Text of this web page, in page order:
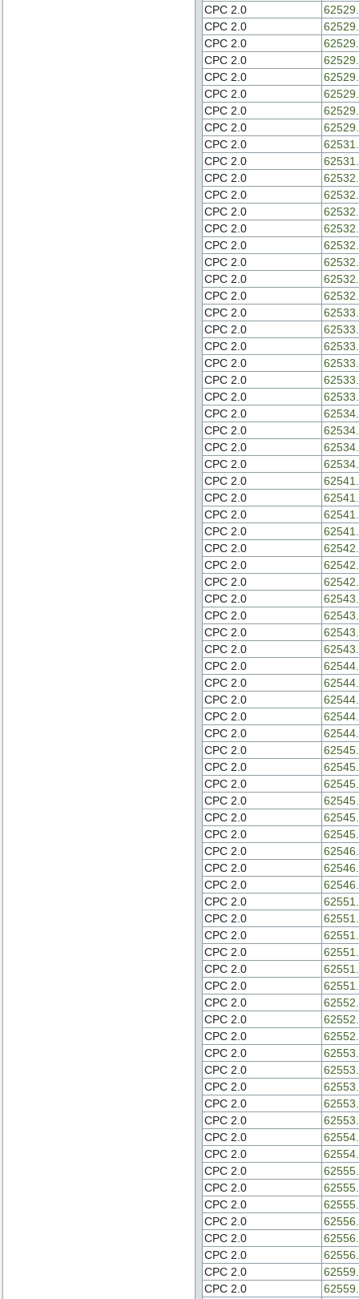
CPC 2.0
CPC 2.0
CPC 2.0
CPC 2.0
CPC 2.0
CPC 2.0
CPC 2.0
CPC 2.0
CPC 2.0
CPC 2.0
CPC 2.0
CPC 2.0
CPC 2.0
CPC 2.0
CPC 2.0
CPC 2.0
CPC 2.0
CPC 2.0
CPC 2.0
CPC 2.0
CPC 2.0
CPC 2.0
CPC 2.0
CPC 2.0
CPC 2.0
CPC 2.0
CPC 2.0
CPC 2.0
CPC 2.0
CPC 2.0
CPC 2.0
CPC 2.0
CPC 2.0
CPC 2.0
CPC 2.0
CPC 2.0
CPC 2.0
CPC 2.0
CPC 2.0
CPC 2.0
CPC 2.0
CPC 2.0
CPC 2.0
CPC 2.0
CPC 2.0
CPC 2.0
CPC 2.0
CPC 2.0
CPC 2.0
CPC 2.0
CPC 2.0
CPC 2.0
CPC 2.0
CPC 2.0
CPC 2.0
CPC 2.0
CPC 2.0
CPC 2.0
CPC 2.0
CPC 2.0
CPC 2.0
CPC 2.0
CPC 2.0
CPC 2.0
CPC 2.0
CPC 2.0
CPC 2.0
CPC 2.0
CPC 2.0
CPC 2.0
CPC 2.0
CPC 2.0
CPC 2.0
CPC 2.0
CPC 2.0
CPC 2.0
CPC 2.0